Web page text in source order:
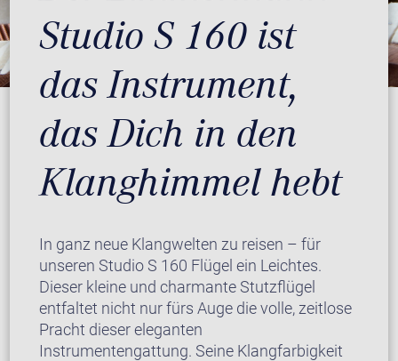
Studio S 160 ist
das Instrument,
das Dich in den
Klanghimmel hebt
In ganz neue Klangwelten zu reisen – für
unseren Studio S 160 Flügel ein Leichtes.
Dieser kleine und charmante Stutzflügel
entfaltet nicht nur fürs Auge die volle, zeitlose
Pracht dieser eleganten
Instrumentengattung. Seine Klangfarbigkeit